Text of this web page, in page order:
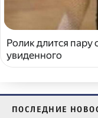
Ролик длится пару
увиденного
ПОСЛЕДНИЕ